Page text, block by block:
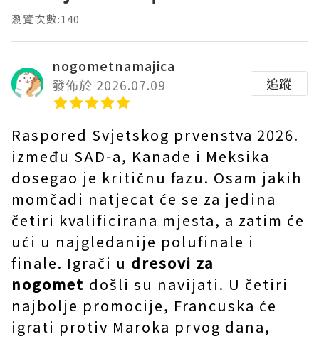
瀏覽次數:140
nogometnamajica
發佈於 2026.07.09
追蹤
Raspored Svjetskog prvenstva 2026.
između SAD-a, Kanade i Meksika
dosegao je kritičnu fazu. Osam jakih
momčadi natjecat će se za jedina
četiri kvalificirana mjesta, a zatim će
ući u najgledanije polufinale i
finale. Igrači u dresovi za
nogomet došli su navijati. U četiri
najbolje promocije, Francuska će
igrati protiv Maroka prvog dana,